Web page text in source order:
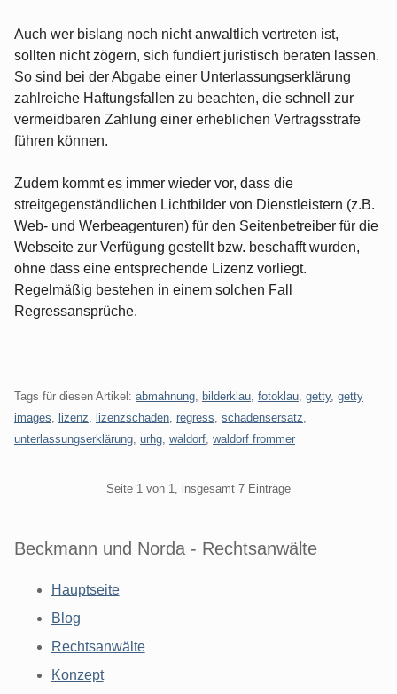
Auch wer bislang noch nicht anwaltlich vertreten ist,
sollten nicht zögern, sich fundiert juristisch beraten lassen.
So sind bei der Abgabe einer Unterlassungserklärung
zahlreiche Haftungsfallen zu beachten, die schnell zur
vermeidbaren Zahlung einer erheblichen Vertragsstrafe
führen können.
Zudem kommt es immer wieder vor, dass die
streitgegenständlichen Lichtbilder von Dienstleistern (z.B.
Web- und Werbeagenturen) für den Seitenbetreiber für die
Webseite zur Verfügung gestellt bzw. beschafft wurden,
ohne dass eine entsprechende Lizenz vorliegt.
Regelmäßig bestehen in einem solchen Fall
Regressansprüche.
Tags für diesen Artikel: abmahnung bilderklau fotoklau getty, getty
images
lizenz lizenzschaden regress schadensersatz
unterlassungserklärung urhg waldorf waldorf frommer
Seite 1 von 1, insgesamt 7 Einträge
Beckmann und Norda - Rechtsanwälte
Hauptseite
Blog
Rechtsanwälte
Konzept